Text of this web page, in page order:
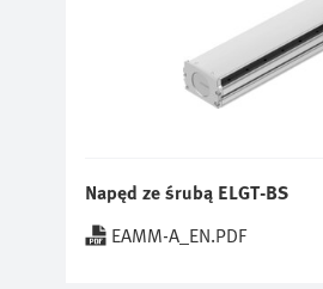
Napęd ze śrubą ELGT-BS
EAMM-A_EN.PDF